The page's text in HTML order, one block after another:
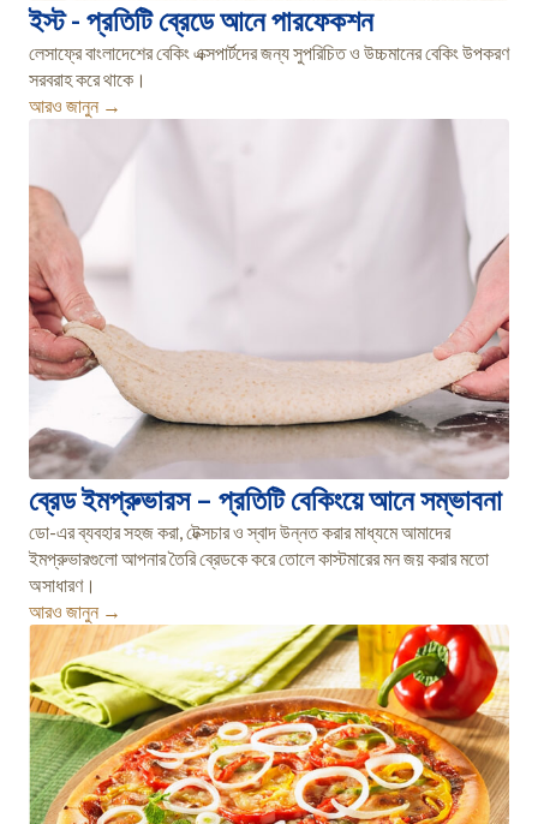
ইস্ট - প্রতিটি ব্রেডে আনে পারফেকশন
লেসাফ্রে বাংলাদেশের বেকিং এক্সপার্টদের জন্য সুপরিচিত ও উচ্চমানের বেকিং উপকরণ
সরবরাহ করে থাকে।
আরও জানুন →
ব্রেড ইমপ্রুভারস – প্রতিটি বেকিংয়ে আনে সম্ভাবনা
ডো-এর ব্যবহার সহজ করা, টেক্সচার ও স্বাদ উন্নত করার মাধ্যমে আমাদের
ইমপ্রুভারগুলো আপনার তৈরি ব্রেডকে করে তোলে কাস্টমারের মন জয় করার মতো
অসাধারণ।
আরও জানুন →